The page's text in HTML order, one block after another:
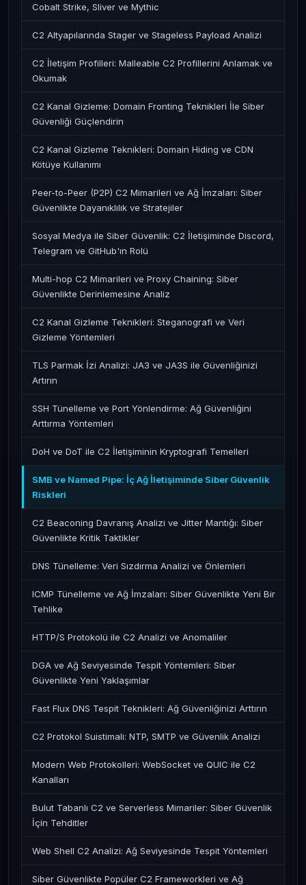
Cobalt Strike, Sliver ve Mythic
C2 Altyapılarında Stager ve Stageless Payload Analizi
C2 İletişim Profilleri: Malleable C2 Profillerini Anlamak ve
Okumak
C2 Kanal Gizleme: Domain Fronting Teknikleri İle Siber
Güvenliği Güçlendirin
C2 Kanal Gizleme Teknikleri: Domain Hiding ve CDN
Kötüye Kullanımı
Peer-to-Peer (P2P) C2 Mimarileri ve Ağ İmzaları: Siber
Güvenlikte Dayanıklılık ve Stratejiler
Sosyal Medya ile Siber Güvenlik: C2 İletişiminde Discord,
Telegram ve GitHub'ın Rolü
Multi-hop C2 Mimarileri ve Proxy Chaining: Siber
Güvenlikte Derinlemesine Analiz
C2 Kanal Gizleme Teknikleri: Steganografi ve Veri
Gizleme Yöntemleri
TLS Parmak İzi Analizi: JA3 ve JA3S ile Güvenliğinizi
Artırın
SSH Tünelleme ve Port Yönlendirme: Ağ Güvenliğini
Arttırma Yöntemleri
DoH ve DoT ile C2 İletişiminin Kryptografi Temelleri
SMB ve Named Pipe: İç Ağ İletişiminde Siber Güvenlik
Riskleri
C2 Beaconing Davranış Analizi ve Jitter Mantığı: Siber
Güvenlikte Kritik Taktikler
DNS Tünelleme: Veri Sızdırma Analizi ve Önlemleri
ICMP Tünelleme ve Ağ İmzaları: Siber Güvenlikte Yeni Bir
Tehlike
HTTP/S Protokolü ile C2 Analizi ve Anomaliler
DGA ve Ağ Seviyesinde Tespit Yöntemleri: Siber
Güvenlikte Yeni Yaklaşımlar
Fast Flux DNS Tespit Teknikleri: Ağ Güvenliğinizi Arttırın
C2 Protokol Suistimali: NTP, SMTP ve Güvenlik Analizi
Modern Web Protokolleri: WebSocket ve QUIC ile C2
Kanalları
Bulut Tabanlı C2 ve Serverless Mimariler: Siber Güvenlik
İçin Tehditler
Web Shell C2 Analizi: Ağ Seviyesinde Tespit Yöntemleri
Siber Güvenlikte Popüler C2 Frameworkleri ve Ağ